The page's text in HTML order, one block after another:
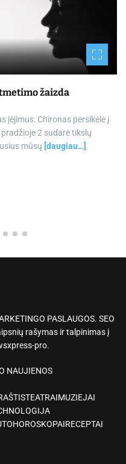
žaizda
įėjimus: Chironas persikėlė į
2 sudarė tikslų
mūsų [daugiau…]
PASLAUGOS. SEO
rašymas ir talpinimas į
pro.
NAUJIENOS
TEATRAIMUZIEJAI
HOROSKOPAIRECEPTAI